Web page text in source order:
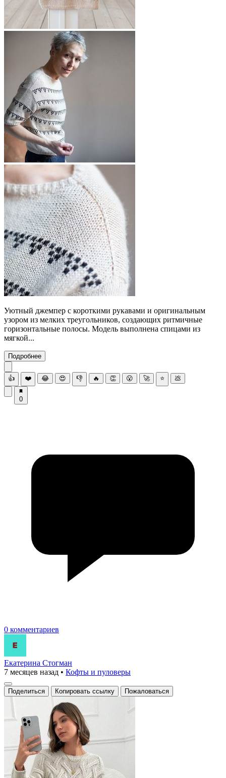
Уютный джемпер с короткими рукавами и оригинальным
узором из мелких треугольников, создающих ритмичные
горизонтальные полосы. Модель выполнена спицами из
мягкой...
Подробнее
👍 ❤️ 😂 😍 👎 🔥 👏 😮 🚀 ⭐ 💩
0
0 комментариев
Екатерина Стогман
7 месяцев назад • Кофты и пуловеры
Поделиться Копировать ссылку Пожаловаться